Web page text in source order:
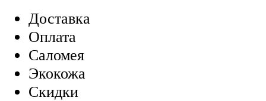
Доставка
Оплата
Саломея
Экокожа
Скидки